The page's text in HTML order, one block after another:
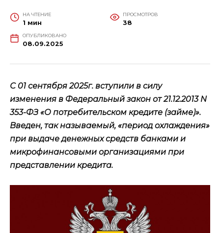
НА ЧТЕНИЕ
1 мин
ПРОСМОТРОВ
38
ОПУБЛИКОВАНО
08.09.2025
С 01 сентября 2025г. вступили в силу
изменения в Федеральный закон от 21.12.2013 N
353-ФЗ «О потребительском кредите (займе)».
Введен, так называемый, «период охлаждения»
при выдаче денежных средств банками и
микрофинансовыми организациями при
представлении кредита.